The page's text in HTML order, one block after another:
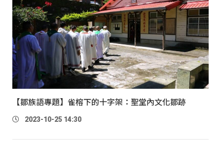
【鄒族語專題】雀榕下的十字架：聖堂內文化鄒跡
2023-10-25 14:30